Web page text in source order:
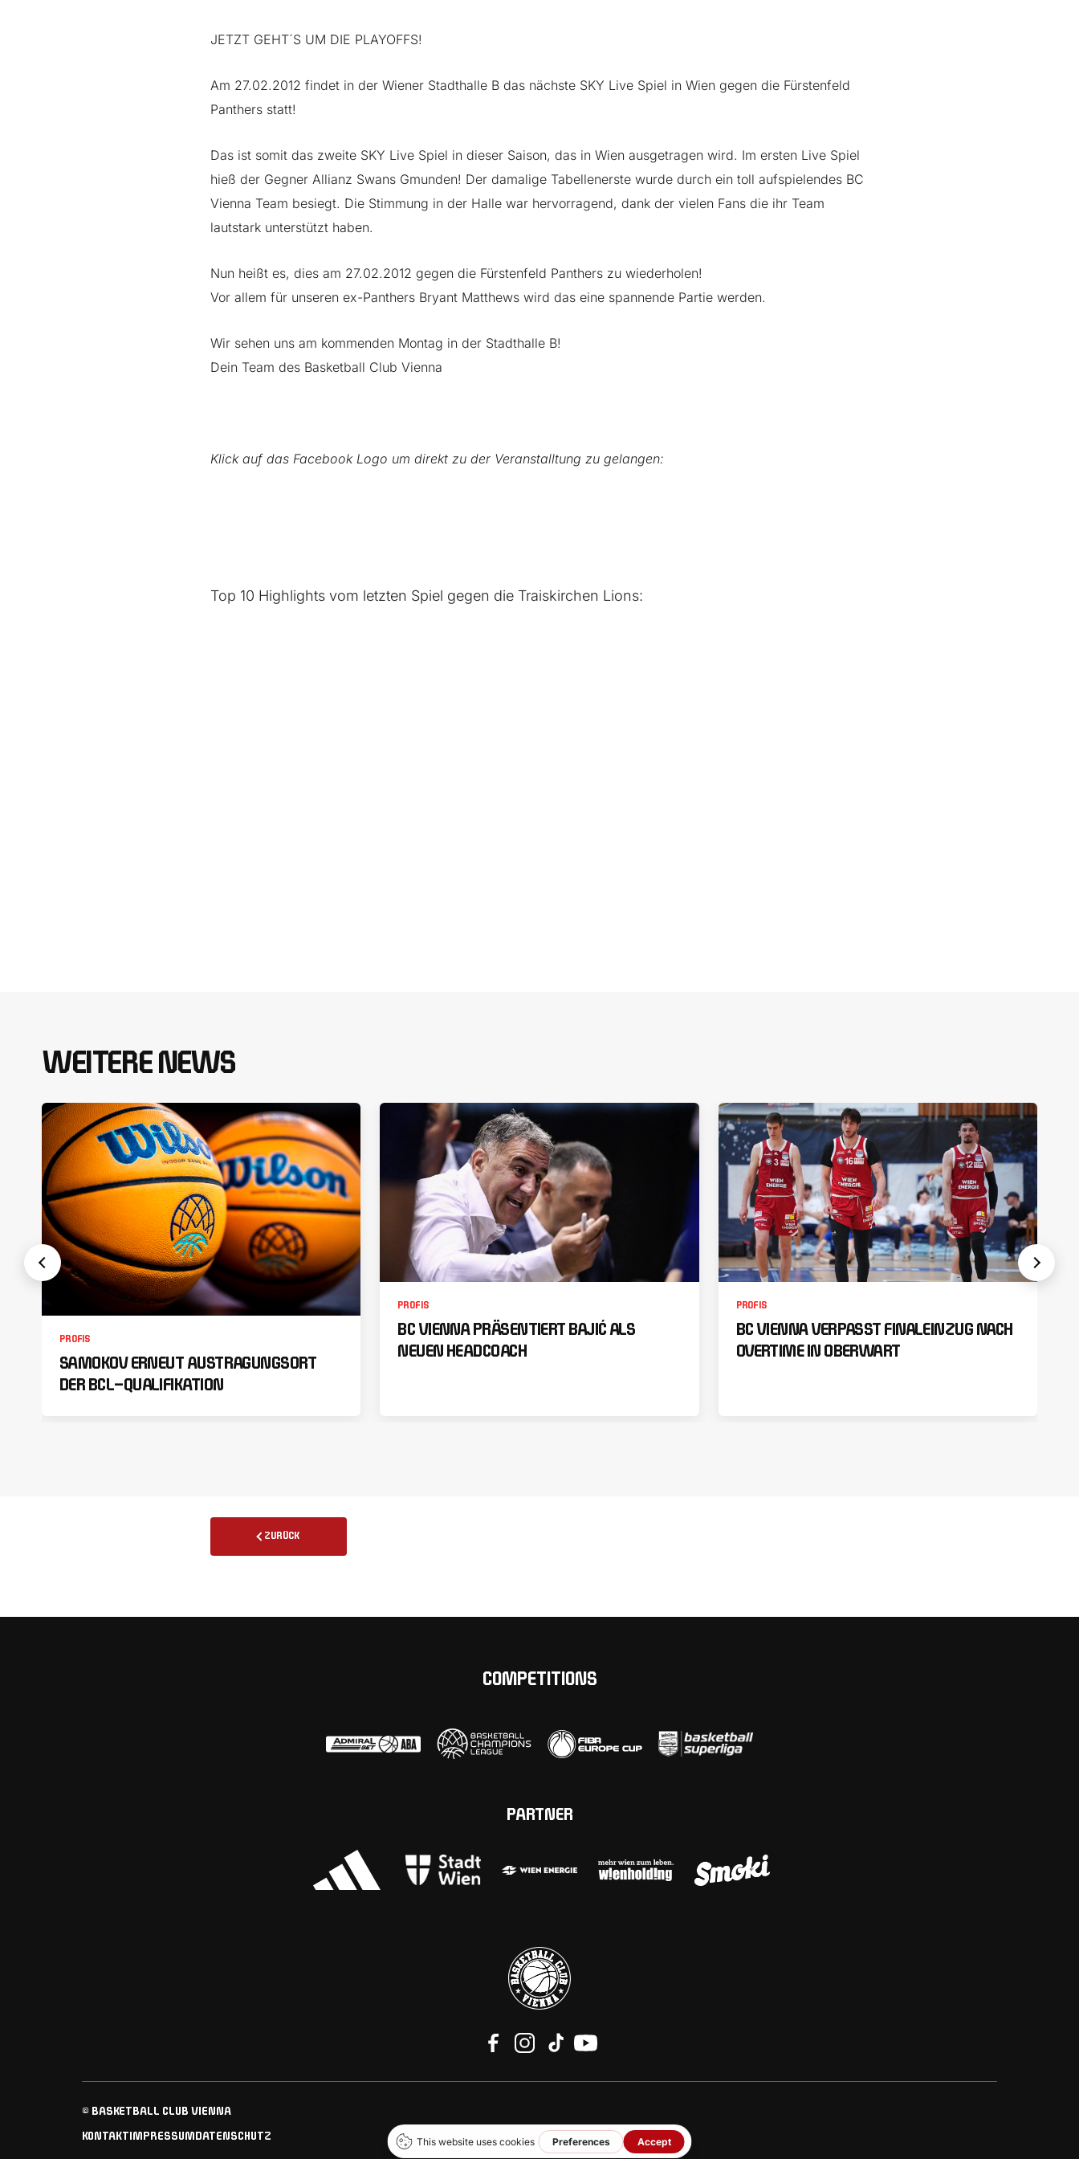
JETZT GEHT´S UM DIE PLAYOFFS!
Am 27.02.2012 findet in der Wiener Stadthalle B das nächste SKY Live Spiel in Wien gegen die Fürstenfeld
Panthers statt!
Das ist somit das zweite SKY Live Spiel in dieser Saison, das in Wien ausgetragen wird. Im ersten Live Spiel
hieß der Gegner Allianz Swans Gmunden! Der damalige Tabellenerste wurde durch ein toll aufspielendes BC
Vienna Team besiegt. Die Stimmung in der Halle war hervorragend, dank der vielen Fans die ihr Team
lautstark unterstützt haben.
Nun heißt es, dies am 27.02.2012 gegen die Fürstenfeld Panthers zu wiederholen!
Vor allem für unseren ex-Panthers Bryant Matthews wird das eine spannende Partie werden.
Wir sehen uns am kommenden Montag in der Stadthalle B!
Dein Team des Basketball Club Vienna
Klick auf das Facebook Logo um direkt zu der Veranstalltung zu gelangen:
Top 10 Highlights vom letzten Spiel gegen die Traiskirchen Lions:
WEITERE NEWS
PROFIS
SAMOKOV ERNEUT AUSTRAGUNGSORT
DER BCL-QUALIFIKATION
PROFIS
BC VIENNA PRÄSENTIERT BAJIĆ ALS
NEUEN HEADCOACH
PROFIS
BC VIENNA VERPASST FINALEINZUG NACH
OVERTIME IN OBERWART
ZURÜCK
COMPETITIONS
PARTNER
© BASKETBALL CLUB VIENNA
KONTAKTIMPRESSUMDATENSCHUTZ